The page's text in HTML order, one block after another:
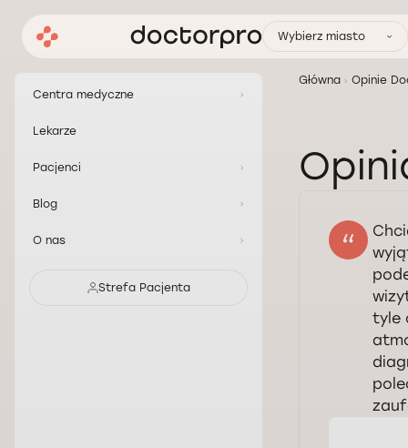
Wybierz miasto
Centra medyczne
Lekarze
Pacjenci
Blog
O nas
Strefa Pacjenta
Główna Opinie
tyle